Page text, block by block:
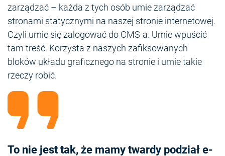
zarządzać – każda z tych osób umie zarządzać
stronami statycznymi na naszej stronie internetowej.
Czyli umie się zalogować do CMS-a. Umie wpuścić
tam treść. Korzysta z naszych zafiksowanych
bloków układu graficznego na stronie i umie takie
rzeczy robić.
To nie jest tak, że mamy twardy podział e-